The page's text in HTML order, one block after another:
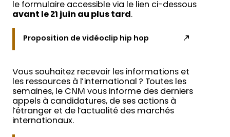
le formulaire accessible via le lien ci-dessous
avant le 21 juin au plus tard .
Proposition de vidéoclip hip hop
Vous souhaitez recevoir les informations et
les ressources à l’international ? Toutes les
semaines, le CNM vous informe des derniers
appels à candidatures, de ses actions à
l’étranger et de l’actualité des marchés
internationaux.